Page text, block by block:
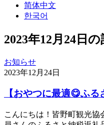
简体中文
한국어
2023年12月24日
お知らせ
2023年12月24日
【おやつに最適😋ふる
こんにちは！皆野町観光協